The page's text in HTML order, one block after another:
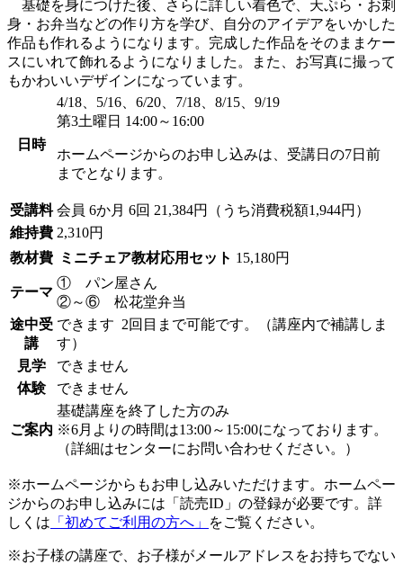
基礎を身につけた後、さらに詳しい着色で、天ぷら・お刺
身・お弁当などの作り方を学び、自分のアイデアをいかした
作品も作れるようになります。完成した作品をそのままケー
スにいれて飾れるようになりました。また、お写真に撮って
もかわいいデザインになっています。
日時
4/18、5/16、6/20、7/18、8/15、9/19
第3土曜日 14:00～16:00
ホームページからのお申し込みは、受講日の7日前
までとなります。
受講料 会員 6か月 6回 21,384円（うち消費税額1,944円）
維持費 2,310円
教材費 ミニチェア教材応用セット 15,180円
テーマ
① パン屋さん
②～⑥ 松花堂弁当
途中受
講
できます 2回目まで可能です。（講座内で補講しま
す）
見学
できません
体験
できません
ご案内
基礎講座を終了した方のみ
※6月よりの時間は13:00～15:00になっております。
（詳細はセンターにお問い合わせください。）
※ホームページからもお申し込みいただけます。ホームペー
ジからのお申し込みには「読売ID」の登録が必要です。詳
しくは 「初めてご利用の方へ」 をご覧ください。
※お子様の講座で、お子様がメールアドレスをお持ちでない